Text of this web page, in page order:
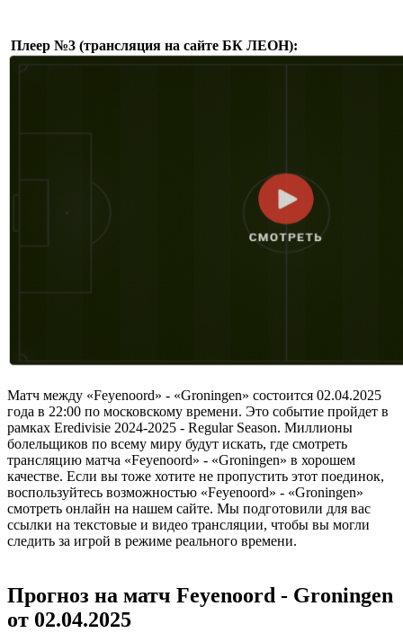
Плеер №3 (трансляция на сайте БК ЛЕОН):
Матч между «Feyenoord» - «Groningen» состоится 02.04.2025
года в 22:00 по московскому времени. Это событие пройдет в
рамках Eredivisie 2024-2025 - Regular Season. Миллионы
болельщиков по всему миру будут искать, где смотреть
трансляцию матча «Feyenoord» - «Groningen» в хорошем
качестве. Если вы тоже хотите не пропустить этот поединок,
воспользуйтесь возможностью «Feyenoord» - «Groningen»
смотреть онлайн на нашем сайте. Мы подготовили для вас
ссылки на текстовые и видео трансляции, чтобы вы могли
следить за игрой в режиме реального времени.
Прогноз на матч Feyenoord - Groningen
от 02.04.2025